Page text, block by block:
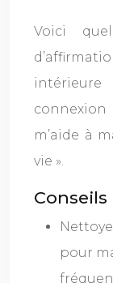
Voici
connexion
m’aide à
vie ».
Conseils
pour